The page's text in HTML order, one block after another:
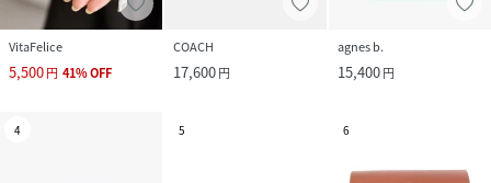
VitaFelice
5,500円 41%OFF
COACH
17,600円
agnes b.
15,400円
4 5 6